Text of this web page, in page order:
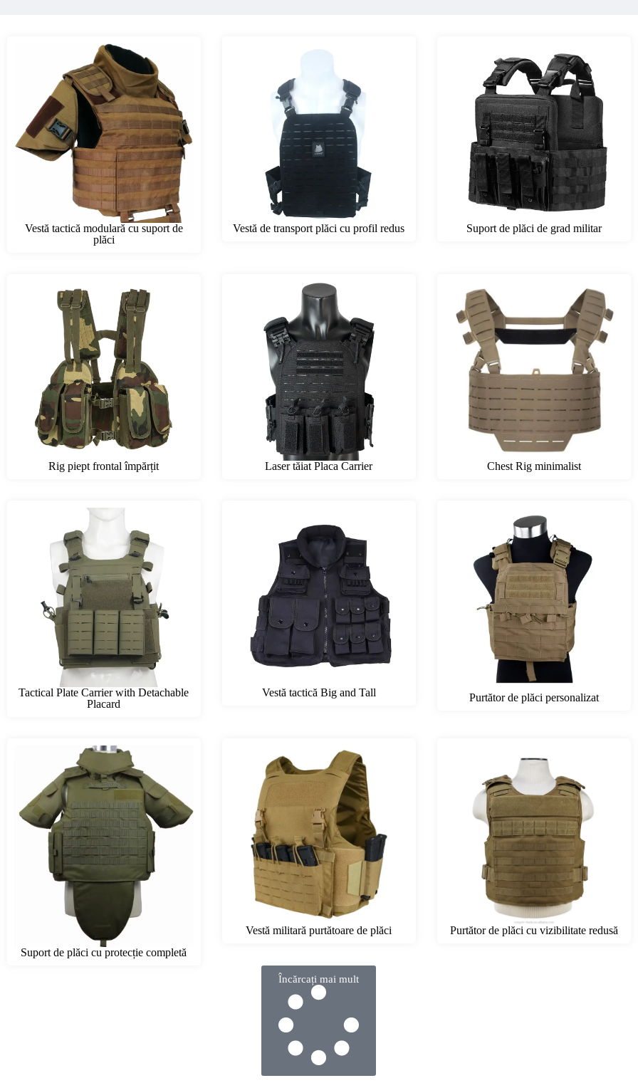
Vestă tactică modulară cu suport de
plăci
Vestă de transport plăci cu profil redus Suport de plăci de grad militar
Rig piept frontal împărțit Laser tăiat Placa Carrier Chest Rig minimalist
Tactical Plate Carrier with Detachable
Placard
Vestă tactică Big and Tall Purtător de plăci personalizat
Suport de plăci cu protecție completă
Vestă militară purtătoare de plăci Purtător de plăci cu vizibilitate redusă
Încărcați mai mult